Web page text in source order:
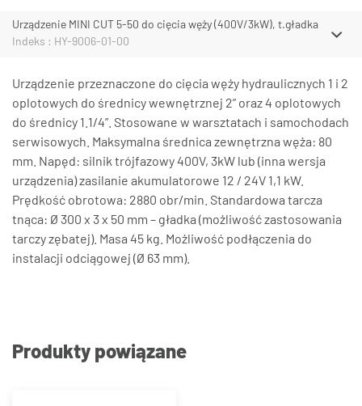
Urządzenie MINI CUT 5-50 do cięcia węży (400V/3kW), t.gładka
Indeks : HY-9006-01-00
Urządzenie przeznaczone do cięcia węży hydraulicznych 1 i 2
oplotowych do średnicy wewnętrznej 2” oraz 4 oplotowych
do średnicy 1.1/4”. Stosowane w warsztatach i samochodach
serwisowych. Maksymalna średnica zewnętrzna węża: 80
mm. Napęd: silnik trójfazowy 400V, 3kW lub (inna wersja
urządzenia) zasilanie akumulatorowe 12 / 24V 1,1 kW.
Prędkość obrotowa: 2880 obr/min. Standardowa tarcza
tnąca: Ø 300 x 3 x 50 mm – gładka (możliwość zastosowania
tarczy zębatej). Masa 45 kg. Możliwość podłączenia do
instalacji odciągowej (Ø 63 mm).
Produkty powiązane